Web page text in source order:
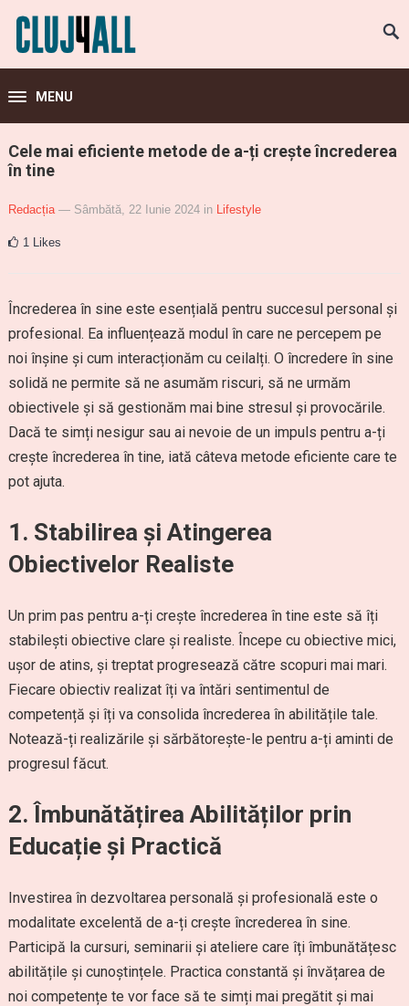
MENU
Cele mai eficiente metode de a-ți crește încrederea
în tine
Redacția — Sâmbătă, 22 Iunie 2024 in Lifestyle
1 Likes
Încrederea în sine este esențială pentru succesul personal și
profesional. Ea influențează modul în care ne percepem pe
noi înșine și cum interacționăm cu ceilalți. O încredere în sine
solidă ne permite să ne asumăm riscuri, să ne urmăm
obiectivele și să gestionăm mai bine stresul și provocările.
Dacă te simți nesigur sau ai nevoie de un impuls pentru a-ți
crește încrederea în tine, iată câteva metode eficiente care te
pot ajuta.
1. Stabilirea și Atingerea
Obiectivelor Realiste
Un prim pas pentru a-ți crește încrederea în tine este să îți
stabilești obiective clare și realiste. Începe cu obiective mici,
ușor de atins, și treptat progresează către scopuri mai mari.
Fiecare obiectiv realizat îți va întări sentimentul de
competență și îți va consolida încrederea în abilitățile tale.
Notează-ți realizările și sărbătorește-le pentru a-ți aminti de
progresul făcut.
2. Îmbunătățirea Abilităților prin
Educație și Practică
Investirea în dezvoltarea personală și profesională este o
modalitate excelentă de a-ți crește încrederea în sine.
Participă la cursuri, seminarii și ateliere care îți îmbunătățesc
abilitățile și cunoștințele. Practica constantă și învățarea de
noi competențe te vor face să te simți mai pregătit și mai